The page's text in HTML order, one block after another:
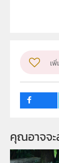
วิชา
ม.6
เ
คุณอาจจะ